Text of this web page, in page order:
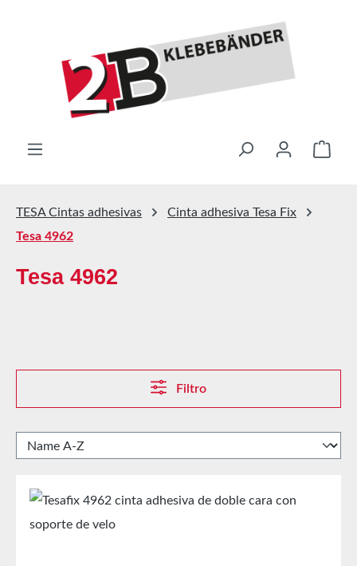
El
TESA Cintas adhesivas
Cinta adhesiva Tesa Fix
Tesa 4962
Tesa 4962
Filtro